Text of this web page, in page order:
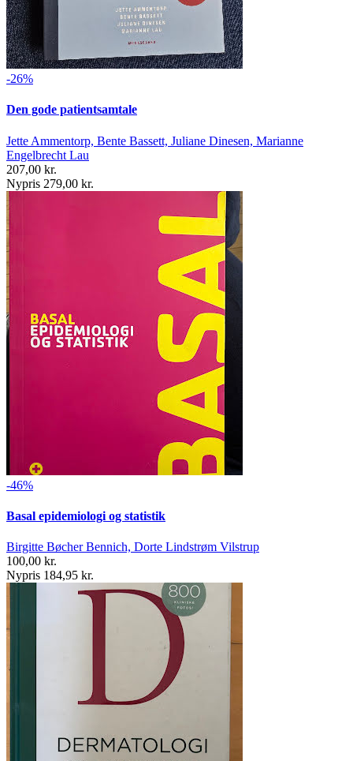
-26%
Den gode patientsamtale
Jette Ammentorp, Bente Bassett, Juliane Dinesen, Marianne
Engelbrecht Lau
207,00 kr.
Nypris 279,00 kr.
-46%
Basal epidemiologi og statistik
Birgitte Bøcher Bennich, Dorte Lindstrøm Vilstrup
100,00 kr.
Nypris 184,95 kr.